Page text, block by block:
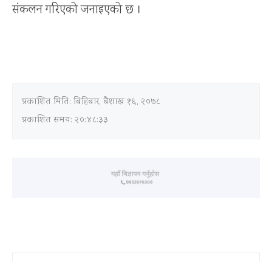
संकलन गरिएको जनाइएको छ ।
प्रकाशित मिति: बिहिबार, बैशाख १६, २०७८
प्रकाशित समय: २०:४८:३३